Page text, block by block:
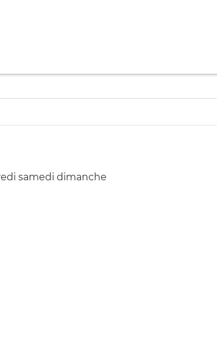
lundi mardi mercredi jeudi vendredi samedi dimanche